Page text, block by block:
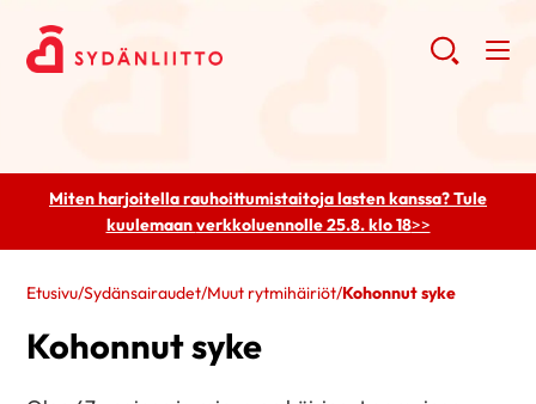
Miten harjoitella rauhoittumistaitoja lasten kanssa? Tule
kuulemaanverkkoluennolle 25.8. klo 18>>
Etusivu/Sydänsairaudet/Muut rytmihäiriöt/Kohonnut syke
Kohonnut syke